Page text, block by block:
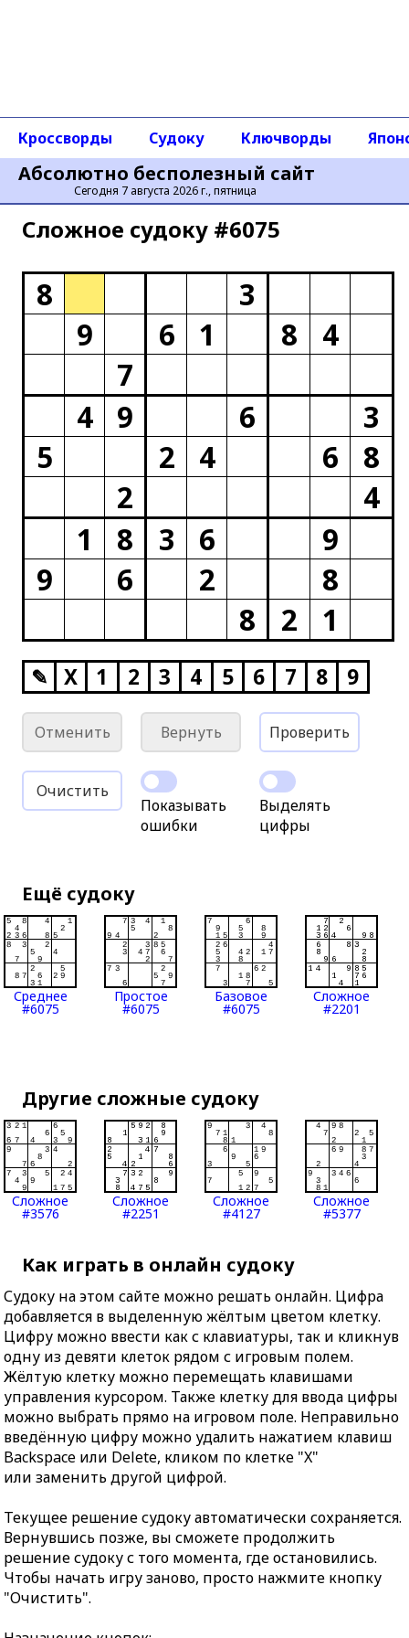
Абсолютно бесполезный сайт
Сегодня 7 августа 2026 г., пятница
Кроссворды Судоку Ключворды
Сложное cудоку #6075
8
3
9
6 1 8
4
7
4
9 6
3
5
2 4 6
8
2
4
1
8 3 6
9
9
6 2
8
8
2 1
✎ X 1 2 3 4 5 6 7 8 9
Отменить Вернуть Проверить
Очистить
Показывать
ошибки
Выделять
цифры
Ещё судоку
Среднее
#6075
Простое
#6075
Базовое
#6075
Сложное
#2201
Другие сложные судоку
Сложное
#3576
Сложное
#2251
Сложное
#4127
Сложное
#5377
Как играть в онлайн судоку
Судоку на этом сайте можно решать онлайн. Цифра
добавляется в выделенную жёлтым цветом клетку.
Цифру можно ввести как с клавиатуры, так и кликнув
одну из девяти клеток рядом с игровым полем.
Жёлтую клетку можно перемещать клавишами
управления курсором. Также клетку для ввода цифры
можно выбрать прямо на игровом поле. Неправильно
введённую цифру можно удалить нажатием клавиш
Backspace или Delete, кликом по клетке "X"
или заменить другой цифрой.
Текущее решение судоку автоматически сохраняется.
Вернувшись позже, вы сможете продолжить
решение судоку с того момента, где остановились.
Чтобы начать игру заново, просто нажмите кнопку
"Очистить".